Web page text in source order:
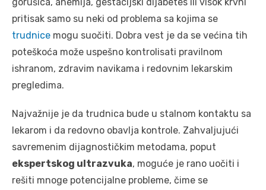
pritisak samo su neki od problema sa kojima se
trudnice mogu suočiti. Dobra vest je da se većina tih
poteškoća može uspešno kontrolisati pravilnom
ishranom, zdravim navikama i redovnim lekarskim
pregledima.
Najvažnije je da trudnica bude u stalnom kontaktu sa
lekarom i da redovno obavlja kontrole. Zahvaljujući
savremenim dijagnostičkim metodama, poput
ekspertskog ultrazvuka, moguće je rano uočiti i
rešiti mnoge potencijalne probleme, čime se